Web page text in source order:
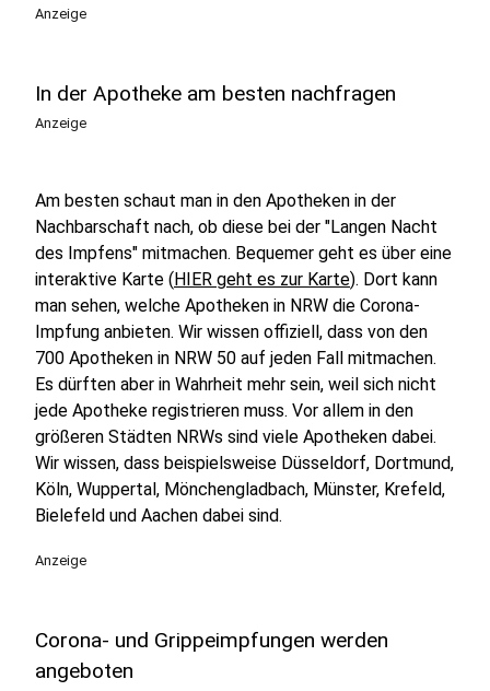
Anzeige
In der Apotheke am besten nachfragen
Anzeige
Am besten schaut man in den Apotheken in der
Nachbarschaft nach, ob diese bei der "Langen Nacht
des Impfens" mitmachen. Bequemer geht es über eine
interaktive Karte (HIER geht es zur Karte). Dort kann
man sehen, welche Apotheken in NRW die Corona-
Impfung anbieten. Wir wissen offiziell, dass von den
700 Apotheken in NRW 50 auf jeden Fall mitmachen.
Es dürften aber in Wahrheit mehr sein, weil sich nicht
jede Apotheke registrieren muss. Vor allem in den
größeren Städten NRWs sind viele Apotheken dabei.
Wir wissen, dass beispielsweise Düsseldorf, Dortmund,
Köln, Wuppertal, Mönchengladbach, Münster, Krefeld,
Bielefeld und Aachen dabei sind.
Anzeige
Corona- und Grippeimpfungen werden
angeboten